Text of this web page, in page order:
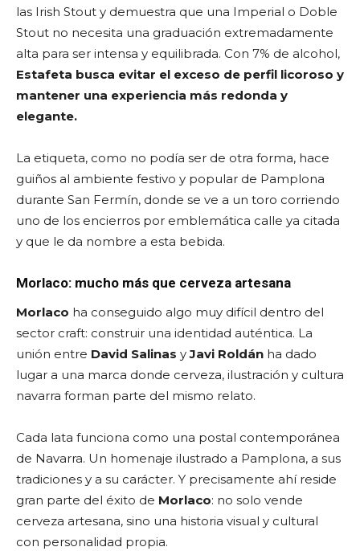
las Irish Stout y demuestra que una Imperial o Doble
Stout no necesita una graduación extremadamente
alta para ser intensa y equilibrada. Con 7% de alcohol,
Estafeta busca evitar el exceso de perfil licoroso y
mantener una experiencia más redonda y
elegante.
La etiqueta, como no podía ser de otra forma, hace
guiños al ambiente festivo y popular de Pamplona
durante San Fermín, donde se ve a un toro corriendo
uno de los encierros por emblemática calle ya citada
y que le da nombre a esta bebida.
Morlaco: mucho más que cerveza artesana
Morlaco ha conseguido algo muy difícil dentro del
sector craft: construir una identidad auténtica. La
unión entre David Salinas yJavi Roldán ha dado
lugar a una marca donde cerveza, ilustración y cultura
navarra forman parte del mismo relato.
Cada lata funciona como una postal contemporánea
de Navarra. Un homenaje ilustrado a Pamplona, a sus
tradiciones y a su carácter. Y precisamente ahí reside
gran parte del éxito de Morlaco: no solo vende
cerveza artesana, sino una historia visual y cultural
con personalidad propia.